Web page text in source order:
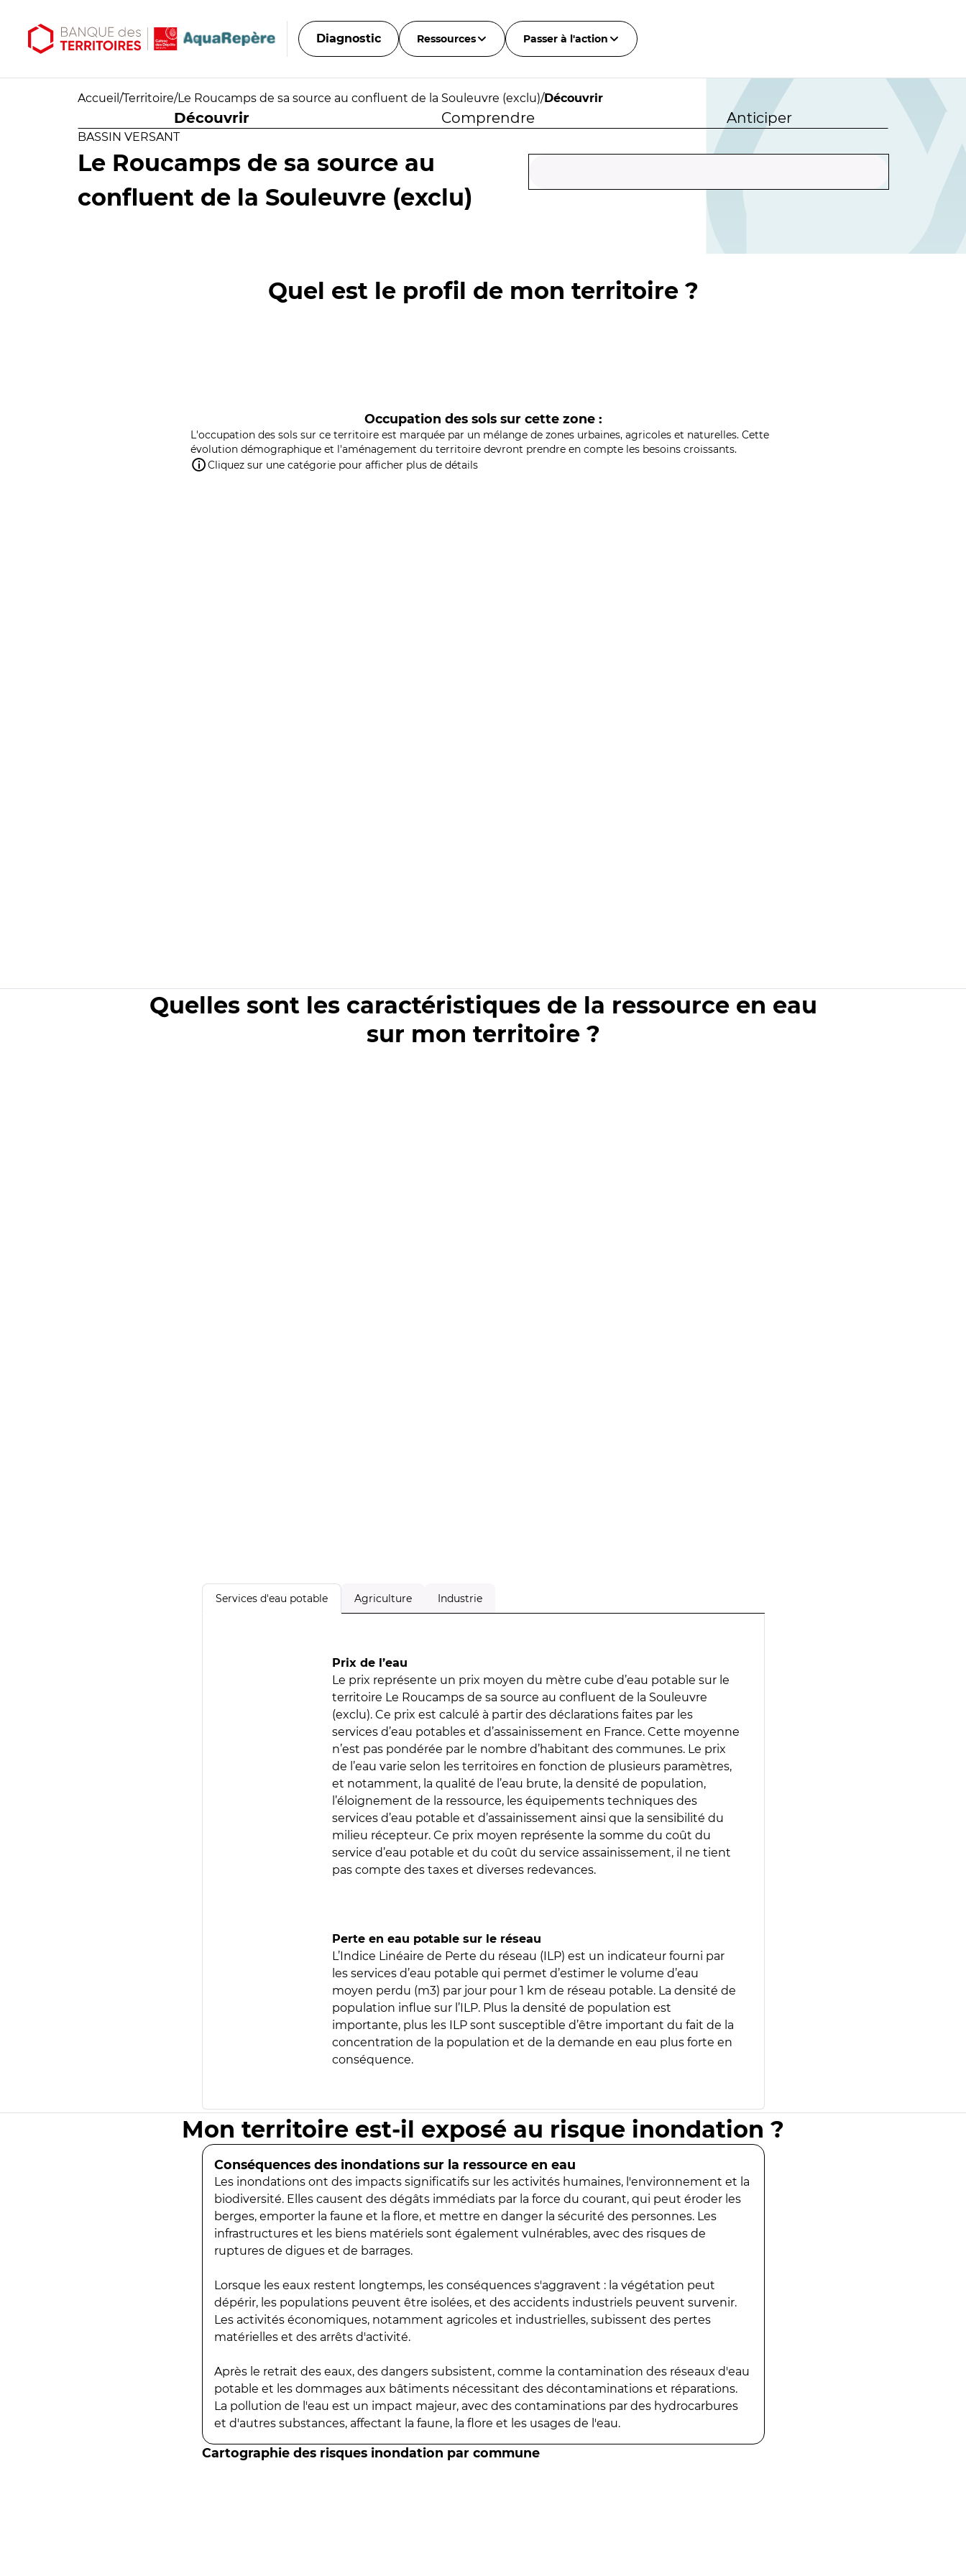
Diagnostic Ressources Passer à l'action
Accueil /Territoire/Le Roucamps de sa source au confluent de la Souleuvre (exclu)/Découvrir
Découvrir Comprendre Anticiper
BASSIN VERSANT
Le Roucamps de sa source au
confluent de la Souleuvre (exclu)
Quel est le profil de mon territoire ?
Occupation des sols sur cette zone :
L'occupation des sols sur ce territoire est marquée par un mélange de zones urbaines, agricoles et naturelles. Cette
évolution démographique et l'aménagement du territoire devront prendre en compte les besoins croissants.
Cliquez sur une catégorie pour afficher plus de détails
Quelles sont les caractéristiques de la ressource en eau
sur mon territoire ?
Services d'eau potable Agriculture Industrie
Prix de l’eau
Le prix représente un prix moyen du mètre cube d’eau potable sur le
territoire Le Roucamps de sa source au confluent de la Souleuvre
(exclu). Ce prix est calculé à partir des déclarations faites par les
services d’eau potables et d’assainissement en France. Cette moyenne
n’est pas pondérée par le nombre d’habitant des communes. Le prix
de l’eau varie selon les territoires en fonction de plusieurs paramètres,
et notamment, la qualité de l’eau brute, la densité de population,
l’éloignement de la ressource, les équipements techniques des
services d’eau potable et d’assainissement ainsi que la sensibilité du
milieu récepteur. Ce prix moyen représente la somme du coût du
service d’eau potable et du coût du service assainissement, il ne tient
pas compte des taxes et diverses redevances.
Perte en eau potable sur le réseau
L’Indice Linéaire de Perte du réseau (ILP) est un indicateur fourni par
les services d’eau potable qui permet d’estimer le volume d’eau
moyen perdu (m3) par jour pour 1 km de réseau potable. La densité de
population influe sur l’ILP. Plus la densité de population est
importante, plus les ILP sont susceptible d’être important du fait de la
concentration de la population et de la demande en eau plus forte en
conséquence.
Mon territoire est-il exposé au risque inondation ?
Conséquences des inondations sur la ressource en eau
Les inondations ont des impacts significatifs sur les activités humaines, l'environnement et la
biodiversité. Elles causent des dégâts immédiats par la force du courant, qui peut éroder les
berges, emporter la faune et la flore, et mettre en danger la sécurité des personnes. Les
infrastructures et les biens matériels sont également vulnérables, avec des risques de
ruptures de digues et de barrages.
Lorsque les eaux restent longtemps, les conséquences s'aggravent : la végétation peut
dépérir, les populations peuvent être isolées, et des accidents industriels peuvent survenir.
Les activités économiques, notamment agricoles et industrielles, subissent des pertes
matérielles et des arrêts d'activité.
Après le retrait des eaux, des dangers subsistent, comme la contamination des réseaux d'eau
potable et les dommages aux bâtiments nécessitant des décontaminations et réparations.
La pollution de l'eau est un impact majeur, avec des contaminations par des hydrocarbures
et d'autres substances, affectant la faune, la flore et les usages de l'eau.
Cartographie des risques inondation par commune